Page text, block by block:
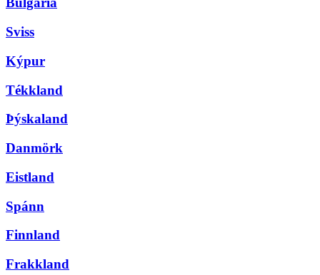
Sviss
Kýpur
Tékkland
Þýskaland
Danmörk
Eistland
Spánn
Finnland
Frakkland